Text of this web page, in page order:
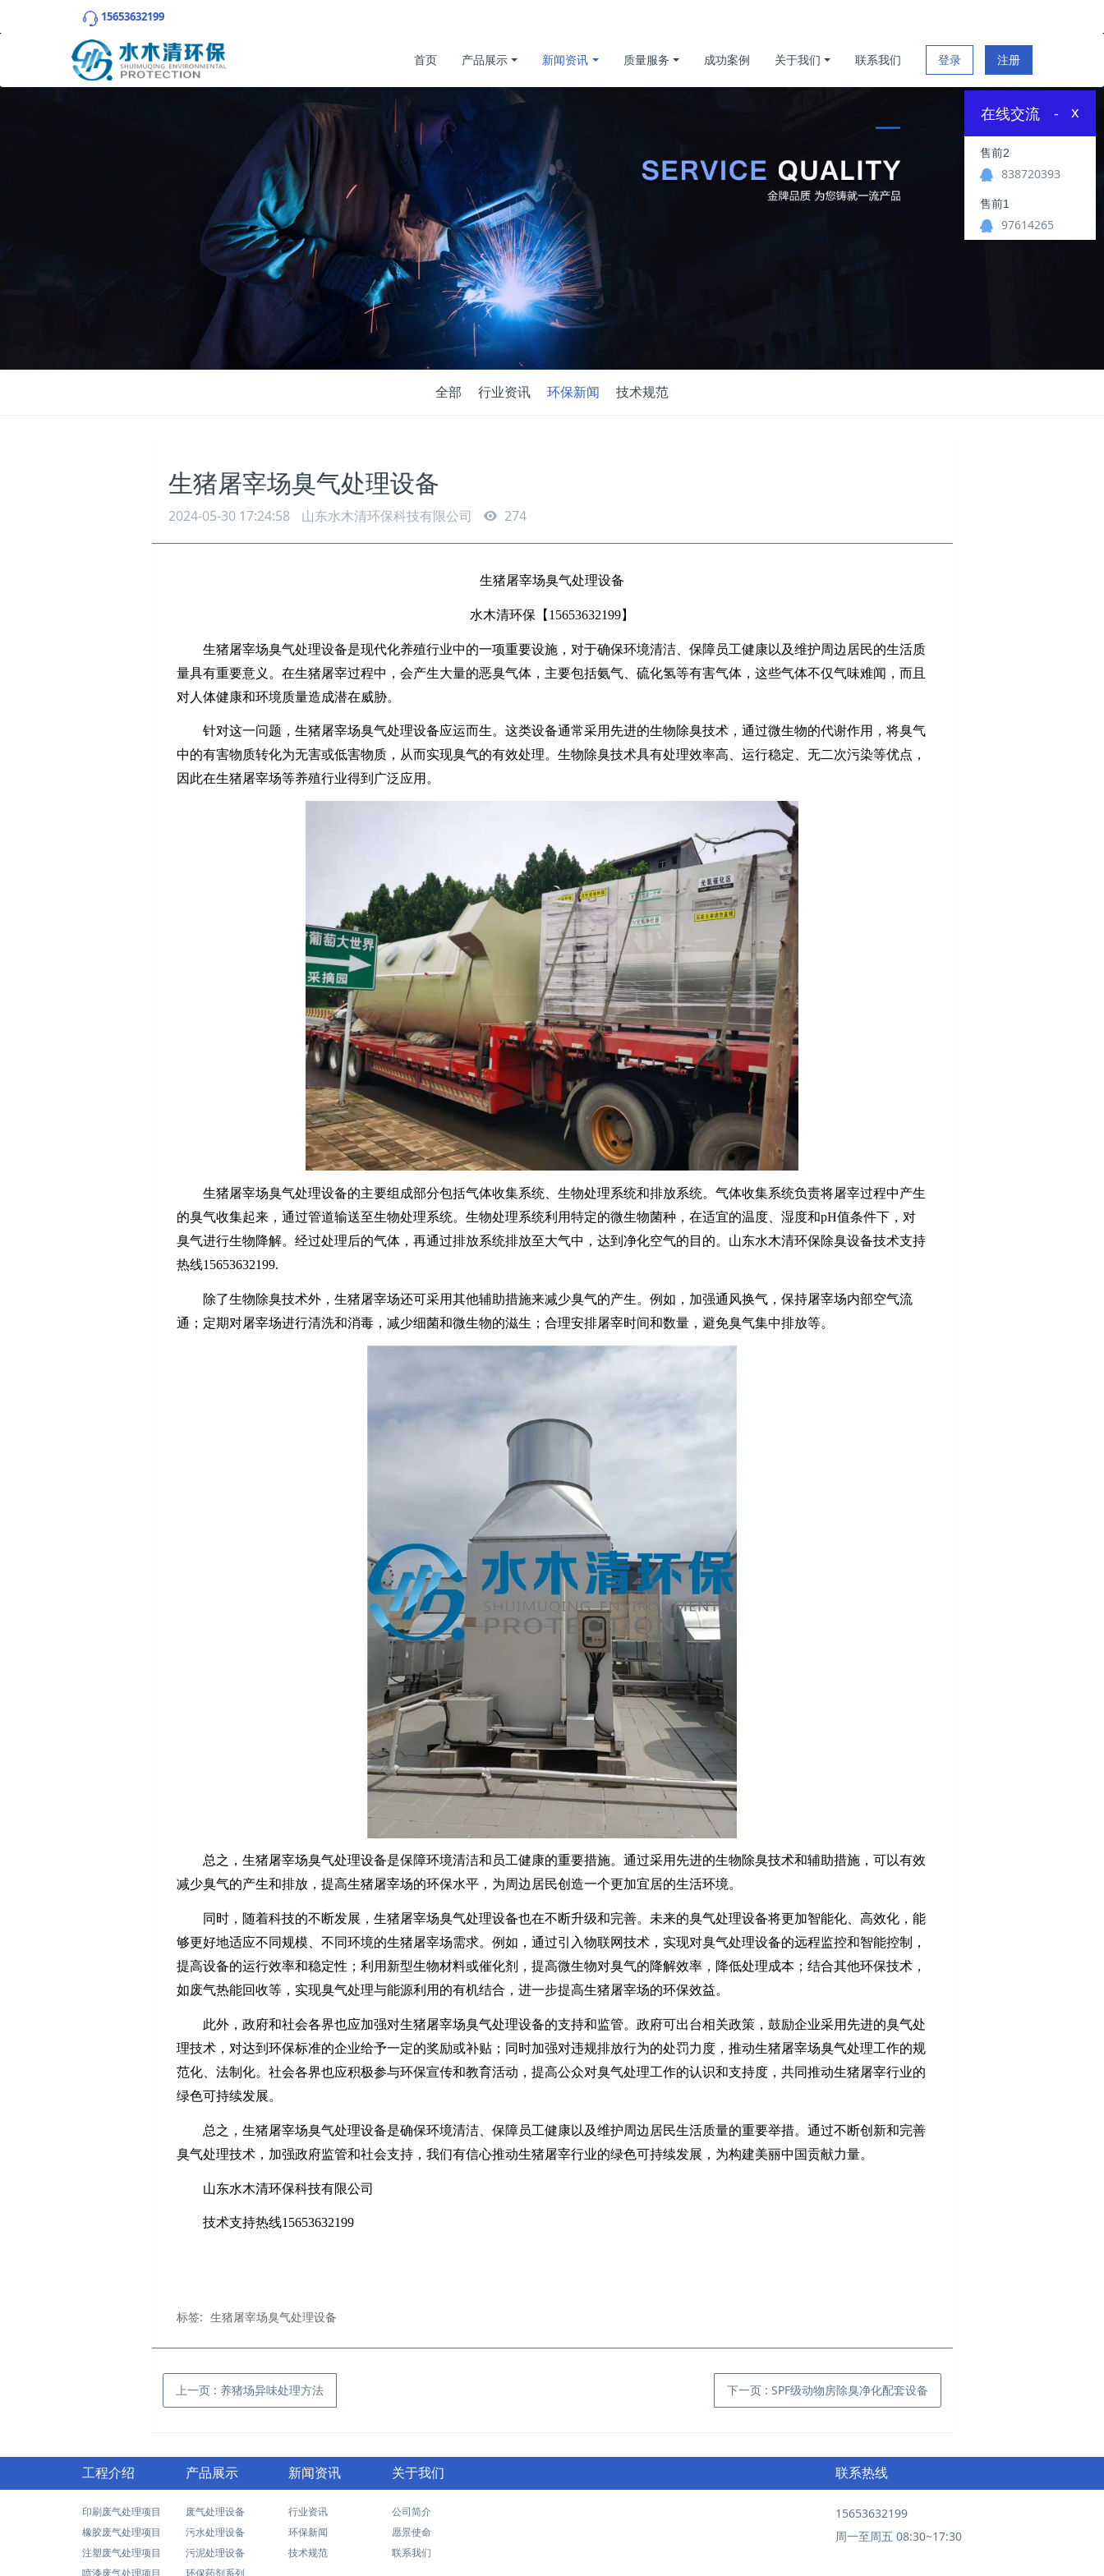
15653632199
登录 注册
首页 产品展示 新闻资讯 质量服务 成功案例 关于我们 联系我们
全部 行业资讯 环保新闻 技术规范
生猪屠宰场臭气处理设备
2024-05-30 17:24:58 山东水木清环保科技有限公司 274
生猪屠宰场臭气处理设备
水木清环保【 15653632199】
生猪屠宰场臭气处理设备是现代化养殖行业中的一项重要设施，对于确保环境清洁、保障员工健康以及维护周边居民的生活质
量具有重要意义。在生猪屠宰过程中，会产生大量的恶臭气体，主要包括氨气、硫化氢等有害气体，这些气体不仅气味难闻，而且
对人体健康和环境质量造成潜在威胁。
针对这一问题，生猪屠宰场臭气处理设备应运而生。这类设备通常采用先进的生物除臭技术，通过微生物的代谢作用，将臭气
中的有害物质转化为无害或低害物质，从而实现臭气的有效处理。生物除臭技术具有处理效率高、运行稳定、无二次污染等优点，
因此在生猪屠宰场等养殖行业得到广泛应用。
生猪屠宰场臭气处理设备的主要组成部分包括气体收集系统、生物处理系统和排放系统。气体收集系统负责将屠宰过程中产生
的臭气收集起来，通过管道输送至生物处理系统。生物处理系统利用特定的微生物菌种，在适宜的温度、湿度和pH值条件下，对
臭气进行生物降解。经过处理后的气体，再通过排放系统排放至大气中，达到净化空气的目的。山东水木清环保除臭设备技术支持
热线15653632199.
除了生物除臭技术外，生猪屠宰场还可采用其他辅助措施来减少臭气的产生。例如，加强通风换气，保持屠宰场内部空气流
通；定期对屠宰场进行清洗和消毒，减少细菌和微生物的滋生；合理安排屠宰时间和数量，避免臭气集中排放等。
总之，生猪屠宰场臭气处理设备是保障环境清洁和员工健康的重要措施。通过采用先进的生物除臭技术和辅助措施，可以有效
减少臭气的产生和排放，提高生猪屠宰场的环保水平，为周边居民创造一个更加宜居的生活环境。
同时，随着科技的不断发展，生猪屠宰场臭气处理设备也在不断升级和完善。未来的臭气处理设备将更加智能化、高效化，能
够更好地适应不同规模、不同环境的生猪屠宰场需求。例如，通过引入物联网技术，实现对臭气处理设备的远程监控和智能控制，
提高设备的运行效率和稳定性；利用新型生物材料或催化剂，提高微生物对臭气的降解效率，降低处理成本；结合其他环保技术，
如废气热能回收等，实现臭气处理与能源利用的有机结合，进一步提高生猪屠宰场的环保效益。
此外，政府和社会各界也应加强对生猪屠宰场臭气处理设备的支持和监管。政府可出台相关政策，鼓励企业采用先进的臭气处
理技术，对达到环保标准的企业给予一定的奖励或补贴；同时加强对违规排放行为的处罚力度，推动生猪屠宰场臭气处理工作的规
范化、法制化。社会各界也应积极参与环保宣传和教育活动，提高公众对臭气处理工作的认识和支持度，共同推动生猪屠宰行业的
绿色可持续发展。
总之，生猪屠宰场臭气处理设备是确保环境清洁、保障员工健康以及维护周边居民生活质量的重要举措。通过不断创新和完善
臭气处理技术，加强政府监管和社会支持，我们有信心推动生猪屠宰行业的绿色可持续发展，为构建美丽中国贡献力量。
山东水木清环保科技有限公司
技术支持热线15653632199
标签: 生猪屠宰场臭气处理设备
上一页 : 养猪场异味处理方法 下一页 : SPF级动物房除臭净化配套设备
工程介绍
印刷废气处理项目
橡胶废气处理项目
注塑废气处理项目
喷漆废气处理项目
产品展示
废气处理设备
污水处理设备
污泥处理设备
环保药剂系列
新闻资讯
行业资讯
环保新闻
技术规范
关于我们
公司简介
愿景使命
联系我们
联系热线
15653632199
周一至周五 08:30~17:30
在线交流 x
-
售前2
838720393
售前1
97614265